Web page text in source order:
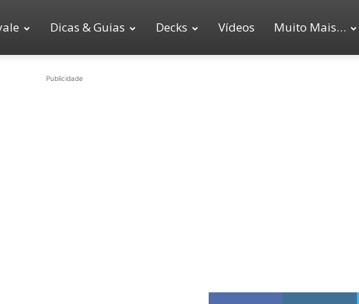
Dicas & Guias Decks Vídeos Muito Mais…
Publicidade